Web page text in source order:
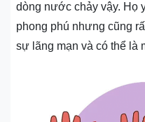
dòng nước chảy vậy. Họ
phong phú nhưng cũng
sự lãng mạn và có thể là